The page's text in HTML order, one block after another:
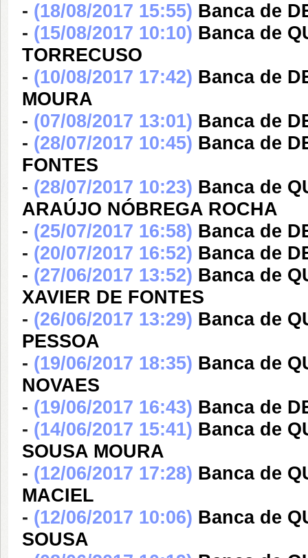
- (18/08/2017 15:55) Banca de
- (15/08/2017 10:10) Banca de
TORRECUSO
- (10/08/2017 17:42) Banca de
MOURA
- (07/08/2017 13:01) Banca de
- (28/07/2017 10:45) Banca de
FONTES
- (28/07/2017 10:23) Banca de
ARAÚJO NÓBREGA ROCHA
- (25/07/2017 16:58) Banca de
- (20/07/2017 16:52) Banca de
- (27/06/2017 13:52) Banca de
XAVIER DE FONTES
- (26/06/2017 13:29) Banca de
PESSOA
- (19/06/2017 18:35) Banca de
NOVAES
- (19/06/2017 16:43) Banca de
- (14/06/2017 15:41) Banca de
SOUSA MOURA
- (12/06/2017 17:28) Banca de
MACIEL
- (12/06/2017 10:06) Banca de
SOUSA